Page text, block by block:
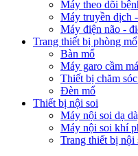
Máy theo dõi
Máy truyền dịch
Máy điện não -
Trang thiết bị phòng mổ
Bàn mổ
Máy garo cầm
Thiết bị chăm
Đèn mổ
Thiết bị nội soi
Máy nội soi dạ
Máy nội soi khí
Trang thiết bị nội